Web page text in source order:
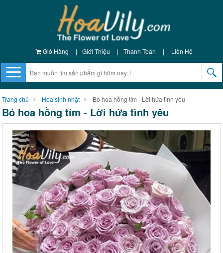
Giỏ Hàng | Giới Thiệu | Thanh Toán | Liên Hệ
Trang chủ Hoa sinh nhật Bó hoa hồng tím - Lời hứa tình yêu
Bó hoa hồng tím - Lời hứa tình yêu